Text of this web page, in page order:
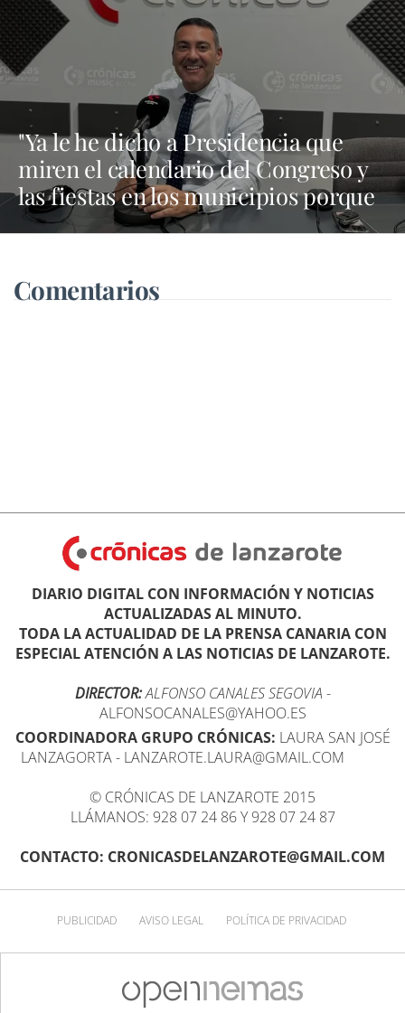
"Ya le he dicho a Presidencia que
miren el calendario del Congreso y
las fiestas en los municipios porque
Dolores Corujo estaba en un fiesta
pleno"
Comentarios
DIARIO DIGITAL CON INFORMACIÓN Y NOTICIAS
ACTUALIZADAS AL MINUTO.
TODA LA ACTUALIDAD DE LA PRENSA CANARIA CON
ESPECIAL ATENCIÓN A LAS NOTICIAS DE LANZAROTE.
DIRECTOR:ALFONSO CANALES SEGOVIA -
ALFONSOCANALES@YAHOO.ES
COORDINADORA GRUPO CRÓNICAS: LAURA SAN JOSÉ
LANZAGORTA - LANZAROTE.LAURA@GMAIL.COM
© CRÓNICAS DE LANZAROTE 2015
LLÁMANOS: 928 07 24 86 Y 928 07 24 87
CONTACTO: CRONICASDELANZAROTE@GMAIL.COM
PUBLICIDAD AVISO LEGAL POLÍTICA DE PRIVACIDAD